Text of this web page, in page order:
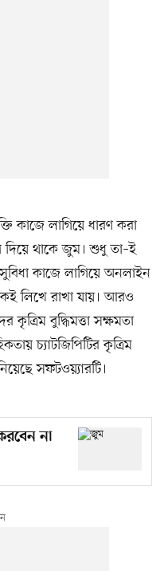
কাজে লাগিয়ে ধারণ করা
থাকে জুম। শুধু তা–ই
কাজে লাগিয়ে অনলাইন
লিখে রাখা যায়। আরও
বুদ্ধিমত্তা সক্ষমতা
চ্যাটজিপিটির কৃত্রিম
সফটওয়্যারটি।
না